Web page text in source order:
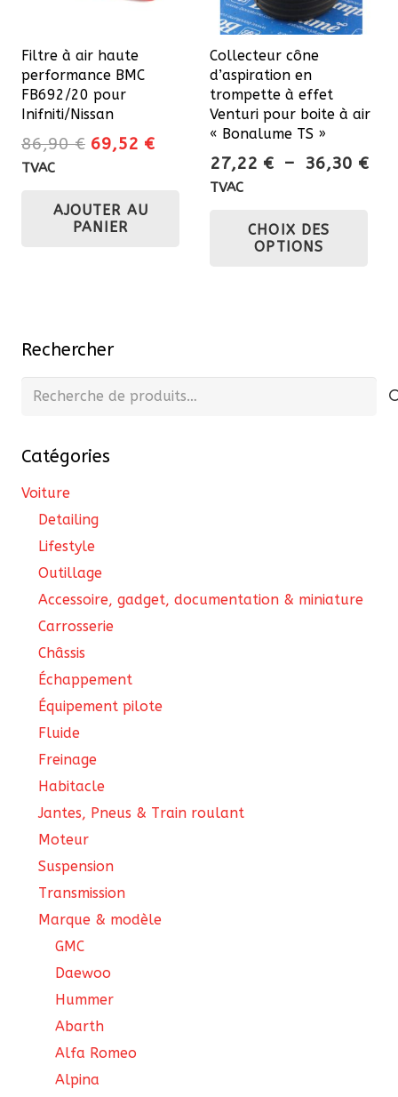
Filtre à air haute
performance BMC
FB692/20 pour
Inifniti/Nissan
86,90€ Le
était :
86,90 €.
69,52 €Le
TVAC
AJOUTER AU
PANIER
Collecteur cône
d’aspiration en
trompette à effet
Venturi pour boite à air
« Bonalume TS »
27,22 € – 36,30 €
TVAC
CHOIX DES
OPTIONS
Rechercher
Recherche
Catégories
Voiture
Detailing
Lifestyle
Outillage
Accessoire, gadget, documentation & miniature
Carrosserie
Châssis
Échappement
Équipement pilote
Fluide
Freinage
Habitacle
Jantes, Pneus & Train roulant
Moteur
Suspension
Transmission
Marque & modèle
GMC
Daewoo
Hummer
Abarth
Alfa Romeo
Alpina